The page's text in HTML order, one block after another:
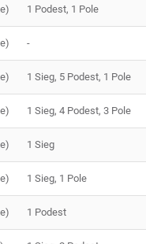
1 Podest, 1 Pole
-
1 Sieg, 5 Podest, 1 Pole
1 Sieg, 4 Podest, 3 Pole
1 Sieg
1 Sieg, 1 Pole
1 Podest